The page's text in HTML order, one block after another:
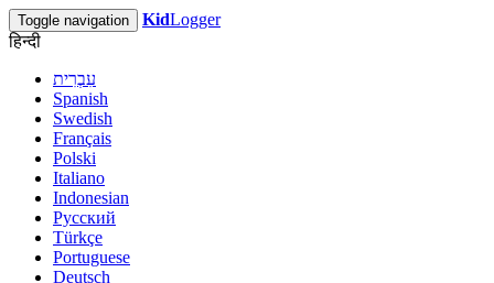
Toggle navigation KidLogger
हिन्दी
עִבְרִית
Spanish
Swedish
Français
Polski
Italiano
Indonesian
Русский
Türkçe
Portuguese
Deutsch